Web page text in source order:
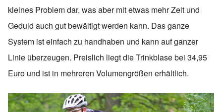
kleines Problem dar, was aber mit etwas mehr Zeit und
Geduld auch gut bewältigt werden kann. Das ganze
System ist einfach zu handhaben und kann auf ganzer
Linie überzeugen. Preislich liegt die Trinkblase bei 34,95
Euro und ist in mehreren Volumengrößen erhältlich.